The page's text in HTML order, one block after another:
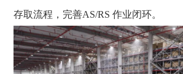
存取流程，完善AS/RS 作业闭环。